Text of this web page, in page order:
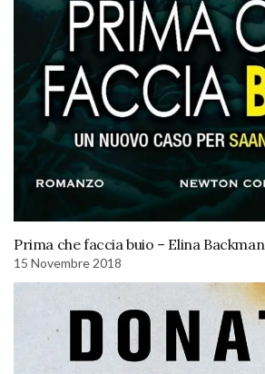
Prima che faccia buio – Elina Backman
15 Novembre 2018